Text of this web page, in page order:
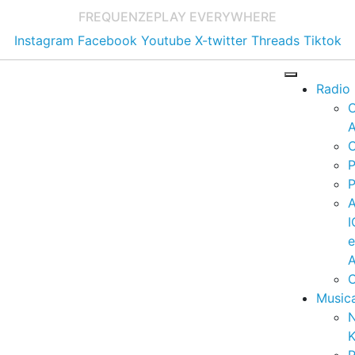
FREQUENZEPLAY EVERYWHERE
Instagram Facebook Youtube X-twitter Threads Tiktok
Radio
e